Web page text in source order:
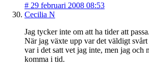
# 29 februari 2008 08:53
Cecilia N
Jag tycker inte om att ha tider att passa.
När jag växte upp var det väldigt
var i det satt vet jag inte, men jag och
komma i tid.